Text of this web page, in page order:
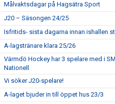
Målvaktsdagar på Hagsätra Sport
J20 – Säsongen 24/25
Isfritids- sista dagarna innan ishallen
A-lagstränare klara 25/26
Värmdö Hockey har 3 spelare med i
Nationell
Vi söker J20-spelare!
A-laget bjuder in till öppet hus 23/3